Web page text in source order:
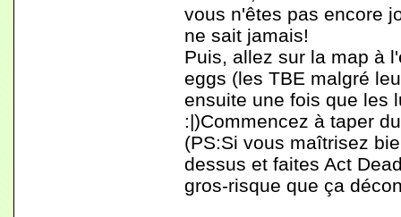
vous n'êtes pas encore
ne sait jamais!
Puis, allez sur la map à
eggs (les TBE malgré
ensuite une fois que les
:|)Commencez à taper
(PS:Si vous maîtrisez
dessus et faites Act
gros-risque que ça